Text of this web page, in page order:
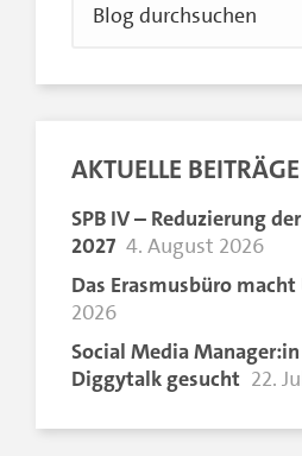
AKTUELLE BEITRÄGE
SPB IV – Reduzierung
2027 4. August 2026
Das Erasmusbüro
2026
Social Media
Diggytalk gesucht 22.